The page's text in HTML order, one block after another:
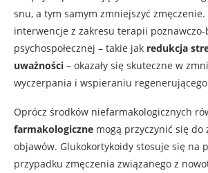
snu, a tym samym zmniejszyć zmęczenie.
interwencje z zakresu terapii
psychospołecznej – takie jak redukcja
uważności – okazały się skuteczne w
wyczerpania i wspieraniu
Oprócz środków niefarmakologicznych
farmakologiczne mogą przyczynić się do
objawów. Glukokortykoidy stosuje się na
przypadku zmęczenia związanego z